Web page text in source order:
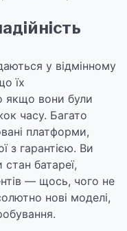
у відмінному
їх
якщо вони були
часу. Багато
платформи,
з гарантією. Ви
батареї,
— щось, чого не
нові моделі,